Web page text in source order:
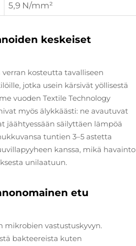
5,9 N/mm²
keskeiset
kosteutta tavalliseen
jotka usein kärsivät yöllisestä
vuoden Textile Technology
myös älykkäästi: ne avautuvat
jäähtyessään säilyttäen lämpöä
tuntien 3–5 astetta
kanssa, mikä havainto
unilaatuun.
etu
mikrobien vastustuskyvyn.
bakteereista kuten